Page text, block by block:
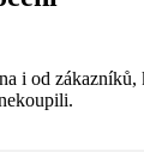
i od zákazníků,